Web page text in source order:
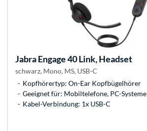
JabraEngage 40 Link, Headset
schwarz, Mono, MS, USB-C
Kopfhörertyp: On-Ear Kopfbügelhörer
Geeignet für: Mobiltelefone, PC-Systeme
Kabel-Verbindung: 1x USB-C